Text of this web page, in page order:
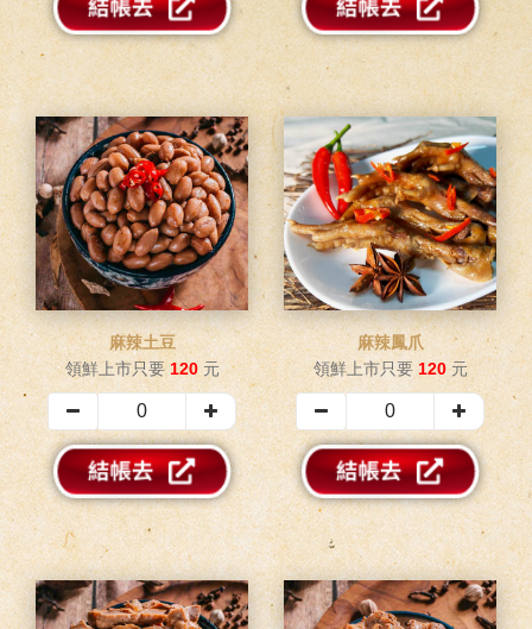
麻辣土豆
領鮮上市只要 120元
麻辣鳳爪
領鮮上市只要 120元